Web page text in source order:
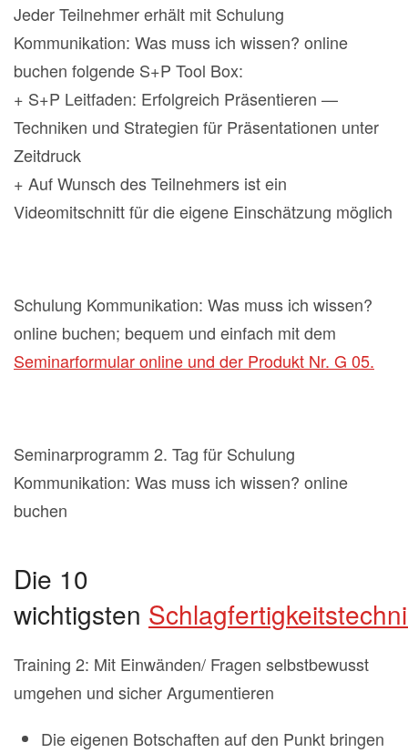
Jeder Teilnehmer erhält mit Schulung
Kommunikation: Was muss ich wissen? online
buchen folgende S+P Tool Box:
+ S+P Leitfaden: Erfolgreich Präsentieren —
Techniken und Strategien für Präsentationen unter
Zeitdruck
+ Auf Wunsch des Teilnehmers ist ein
Videomitschnitt für die eigene Einschätzung möglich
Schulung Kommunikation: Was muss ich wissen?
online buchen; bequem und einfach mit dem
Seminarformular online und der Produkt Nr. G 05.
Seminarprogramm 2. Tag für Schulung
Kommunikation: Was muss ich wissen? online
buchen
Die 10
wichtigsten
Training 2: Mit Einwänden/ Fragen selbstbewusst
umgehen und sicher Argumentieren
Die eigenen Botschaften auf den Punkt bringen